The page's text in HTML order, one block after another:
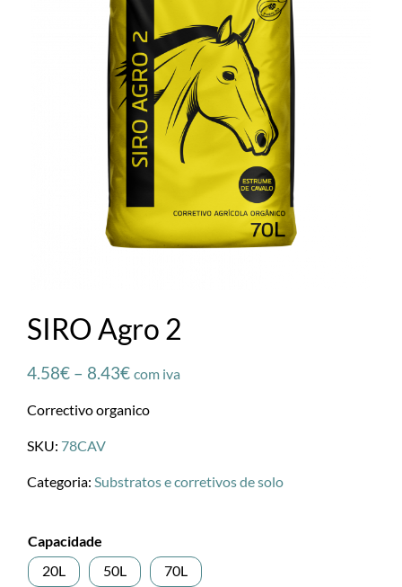
SIRO Agro 2
4.58€ – 8.43€ com iva
Correctivo organico
SKU: 78CAV
Categoria: Substratos e corretivos de solo
Capacidade
20L
50L 70L